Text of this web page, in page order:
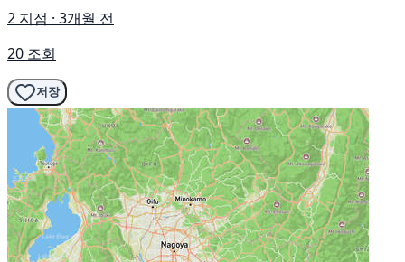
2 지점 · 3개월 전
20 조회
저장